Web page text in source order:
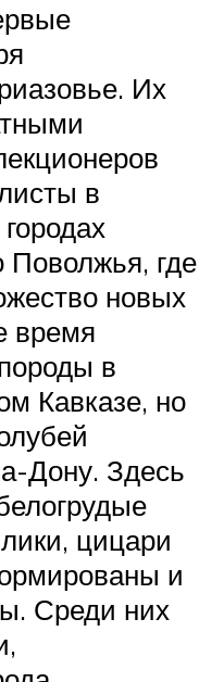
Их
в
Поволжья, где
новых
время
в
Кавказе, но
Дону. Здесь
цицари
и
Среди них